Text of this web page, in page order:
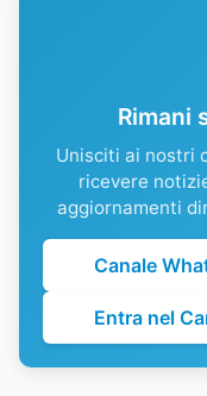
Rimani
Unisciti ai nostri
ricevere
aggiornamenti
Canale
Entra nel